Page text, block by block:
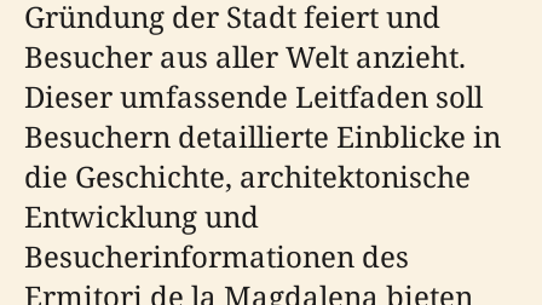
Gründung der Stadt feiert und
Besucher aus aller Welt anzieht.
Dieser umfassende Leitfaden soll
Besuchern detaillierte Einblicke in
die Geschichte, architektonische
Entwicklung und
Besucherinformationen des
Ermitori de la Magdalena bieten